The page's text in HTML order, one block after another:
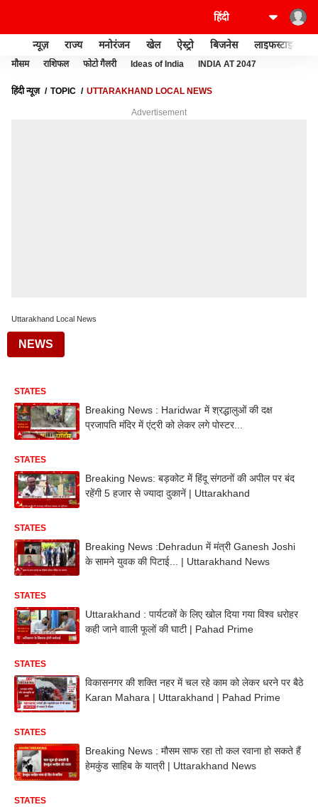
न्यूज़ राज्य मनोरंजन खेल ऐस्ट्रो बिजनेस लाइफस्टाइल
मौसम राशिफल फोटो गैलरी Ideas of India INDIA AT 2047
हिंदी न्यूज़ TOPIC UTTARAKHAND LOCAL NEWS
Advertisement
Uttarakhand Local News
NEWS
STATES
Breaking News : Haridwar में श्रद्धालुओं की दक्ष
प्रजापति मंदिर में एंट्री को लेकर लगे पोस्टर...
STATES
Breaking News: बड़कोट में हिंदू संगठनों की अपील पर बंद
रहेंगी 5 हजार से ज्यादा दुकानें | Uttarakhand
STATES
Breaking News :Dehradun में मंत्री Ganesh Joshi
के सामने युवक की पिटाई... | Uttarakhand News
STATES
Uttarakhand : पार्यटकों के लिए खोल दिया गया विश्व धरोहर
कही जाने वााली फूलों की घाटी | Pahad Prime
STATES
विकासनगर की शक्ति नहर में चल रहे काम को लेकर धरने पर बैठे
Karan Mahara | Uttarakhand | Pahad Prime
STATES
Breaking News : मौसम साफ रहा तो कल रवाना हो सकते हैं
हेमकुंड साहिब के यात्री | Uttarakhand News
STATES